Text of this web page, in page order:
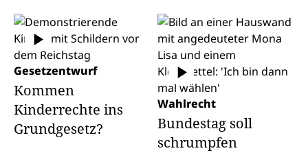
Gesetzentwurf
Kommen
Kinderrechte ins
Grundgesetz?
Wahlrecht
Bundestag soll
schrumpfen